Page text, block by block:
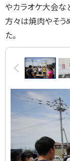
やカラオケ大会な
方々は焼肉やそう
た。
画
ラ
イ
前へ